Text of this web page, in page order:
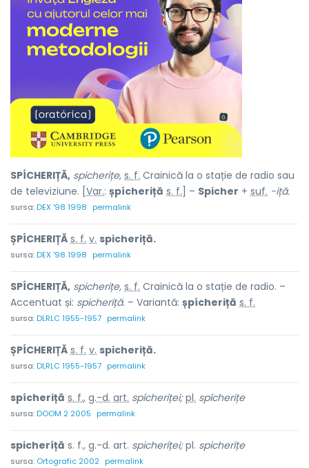
SPÍCHERIȚĂ, spicherițe, s. f. Crainică la o stație de radio sau
de televiziune. [ Var.: șpícheriță s. f. ] – Spicher + suf. -iță.
sursa:DEX '98 1998 permalink
ȘPÍCHERIȚĂ s. f. v. spicheriță.
sursa:DEX '98 1998 permalink
SPÍCHERIȚĂ, spicherițe, s. f. Crainică la o stație de radio. –
Accentuat și: spicheríță. – Variantă: șpícheriță s. f.
sursa:DLRLC 1955-1957 permalink
ȘPÍCHERIȚĂ s. f. v. spicheriță.
sursa:DLRLC 1955-1957 permalink
spícheriță s. f., g.-d. art. spícheriței; pl. spícherițe
sursa:DOOM 2 2005 permalink
spicheríță s. f., g.-d. art. spicheríței;pl. spicheríțe
sursa: Ortografic 2002 permalink